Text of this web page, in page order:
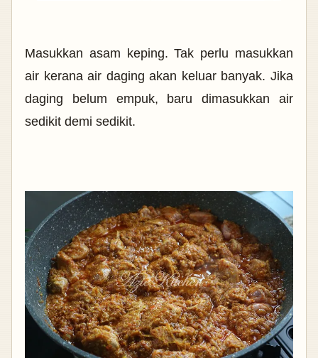
Masukkan asam keping. Tak perlu masukkan
air kerana air daging akan keluar banyak. Jika
daging belum empuk, baru dimasukkan air
sedikit demi sedikit.